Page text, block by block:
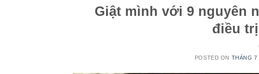
Giật mình với 9 nguyên
điều
POSTED ON THÁNG 7